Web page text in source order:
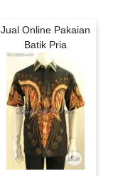
Jual Online Pakaian
Batik Pria